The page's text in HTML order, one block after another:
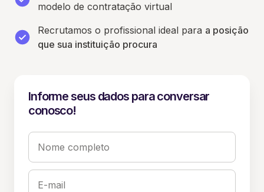
modelo de contratação virtual
Recrutamos o profissional ideal para a posição
que sua instituição procura
Informe seus dados para conversar
conosco!
Nome completo
E-mail